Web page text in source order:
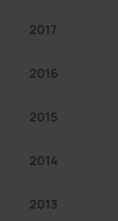
2017
2016
2015
2014
2013